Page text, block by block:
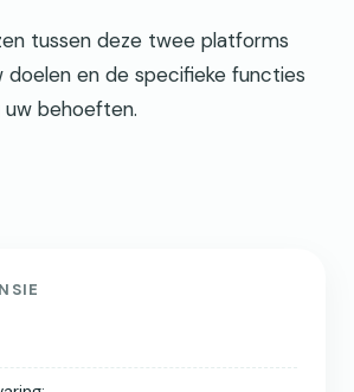
tussen deze twee platforms
doelen en de specifieke functies
uw behoeften.